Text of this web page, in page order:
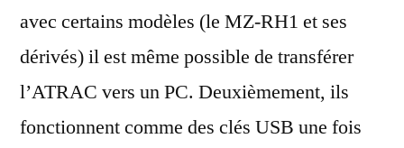
avec certains modèles (le MZ-RH1 et ses
dérivés) il est même possible de transférer
l’ATRAC vers un PC. Deuxièmement, ils
fonctionnent comme des clés USB une fois